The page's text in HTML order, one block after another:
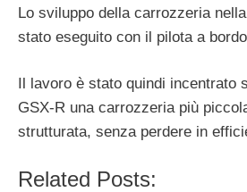
Lo sviluppo della carrozzeria
stato eseguito con il pilota a
Il lavoro è stato quindi incentrato
GSX-R una carrozzeria più
strutturata, senza perdere in
Related Posts: